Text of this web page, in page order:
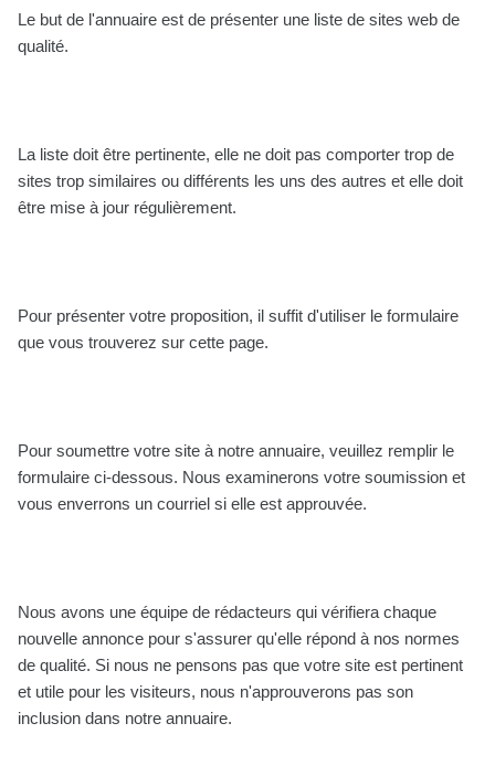
Le but de l'annuaire est de présenter une liste de sites web de
qualité.
La liste doit être pertinente, elle ne doit pas comporter trop de
sites trop similaires ou différents les uns des autres et elle doit
être mise à jour régulièrement.
Pour présenter votre proposition, il suffit d'utiliser le formulaire
que vous trouverez sur cette page.
Pour soumettre votre site à notre annuaire, veuillez remplir le
formulaire ci-dessous. Nous examinerons votre soumission et
vous enverrons un courriel si elle est approuvée.
Nous avons une équipe de rédacteurs qui vérifiera chaque
nouvelle annonce pour s'assurer qu'elle répond à nos normes
de qualité. Si nous ne pensons pas que votre site est pertinent
et utile pour les visiteurs, nous n'approuverons pas son
inclusion dans notre annuaire.